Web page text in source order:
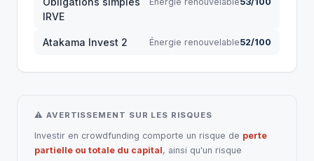
IRVE
Atakama Invest 2 Énergie renouvelable52/100
⚠ AVERTISSEMENT SUR LES RISQUES
Investir en crowdfunding comporte un risque de perte
partielle ou totale du capital, ainsi qu'un risque